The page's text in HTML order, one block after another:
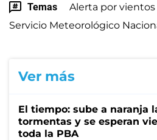
Temas
Alerta por vientos
Servicio Meteorológico
Ver más
El tiempo: sube a naranja
tormentas y se esperan
toda la PBA